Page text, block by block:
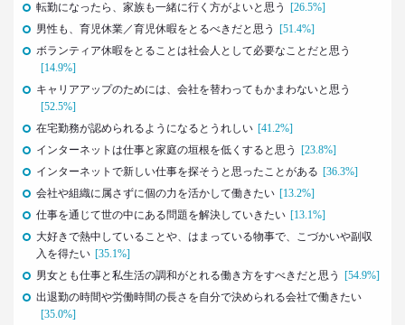
40代おじさんの幸せは“時産”にあり
--日経クロストレンド 連載②--
生活総研 上席研究員/コピーライター
前沢 裕文
2021.02.09
「43歳からおじさん」が調査で判明！
「7つの特徴」を大分析
--日経クロストレンド 連載①--
生活総研 上席研究員/コピーライター
前沢 裕文
2019.10.29
人気コスプレイヤー･伊織もえさんに聞く 仮装とは
大分違う｢本気コスプレイヤー｣の世界
生活総研 上席研究員/コピーライター
前沢 裕文
転勤になったら、家族も一緒に行く方がよいと思う
[26.5%]
男性も、育児休業／育児休暇をとるべきだと思う
[51.4%]
ボランティア休暇をとることは社会人として必要なことだと思う
[14.9%]
キャリアアップのためには、会社を替わってもかまわないと思う
[52.5%]
在宅勤務が認められるようになるとうれしい [41.2%]
インターネットは仕事と家庭の垣根を低くすると思う
[23.8%]
インターネットで新しい仕事を探そうと思ったことがある [36.3%]
会社や組織に属さずに個の力を活かして働きたい [13.2%]
仕事を通じて世の中にある問題を解決していきたい [13.1%]
大好きで熱中していることや、はまっている物事で、こづかいや副収
入を得たい [35.1%]
男女とも仕事と私生活の調和がとれる働き方をすべきだと思う
[54.9%]
出退勤の時間や労働時間の長さを自分で決められる会社で働きたい
[35.0%]